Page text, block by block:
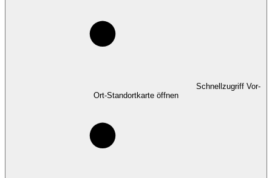
Schnellzugriff Vor-
Ort-Standortkarte öffnen